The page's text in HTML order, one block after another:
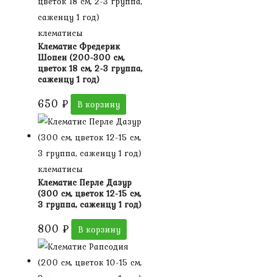
клематисы
Клематис Фредерик
Шопен (200-300 см,
цветок 18 см, 2-3 группа,
саженцу 1 год)
650 ₽ В корзину
клематисы
Клематис Перле Дазур
(300 см, цветок 12-15 см,
3 группа, саженцу 1 год)
800 ₽ В корзину